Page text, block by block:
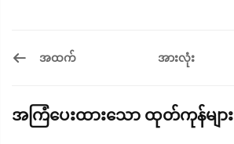
အထက် အားလုံး
အကြံပေးထားသော ထုတ်ကုန်များ